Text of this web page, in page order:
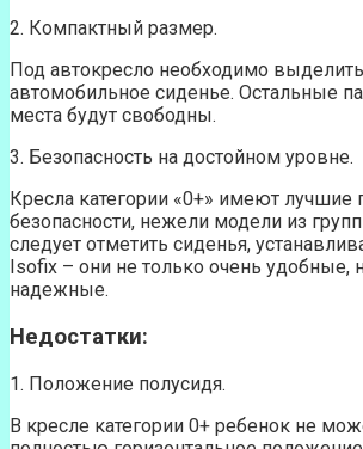
2. Компактный размер.
Под автокресло необходимо
автомобильное сиденье. Остальные
места будут свободны.
3. Безопасность на достойном уровне.
Кресла категории «0+» имеют лучшие
безопасности, нежели модели из
следует отметить сиденья,
Isofix – они не только очень удобные,
надежные.
Недостатки:
1. Положение полусидя.
В кресле категории 0+ ребенок не